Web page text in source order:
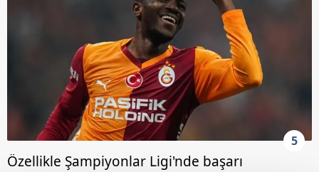
5
Özellikle Şampiyonlar Ligi'nde başarı